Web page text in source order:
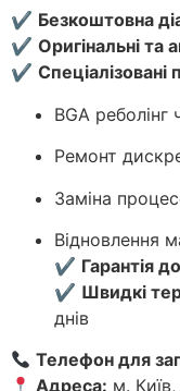
✔ Безкоштовна
✔ Оригінальні та
✔ Спеціалізовані
BGA реболінг
Ремонт
Заміна
Відновлення
✔ Гарантія
✔ Швидкі
днів
Телефон для
Адреса: м.